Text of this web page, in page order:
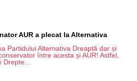
AUR a plecat la Alternativa
Partidului Alternativa Dreaptă dar și
între acesta și AUR! Astfel,